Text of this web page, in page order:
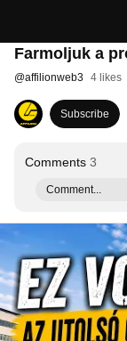
Farmoljuk a
@affilionweb3 4 likes
Subscribe
Comments 3
Comment...